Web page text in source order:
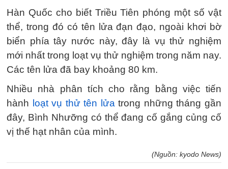
Hàn Quốc cho biết Triều Tiên phóng một số vật
thể, trong đó có tên lửa đạn đạo, ngoài khơi bờ
biển phía tây nước này, đây là vụ thử nghiệm
mới nhất trong loạt vụ thử nghiệm trong năm nay.
Các tên lửa đã bay khoảng 80 km.
Nhiều nhà phân tích cho rằng bằng việc tiến
hành loạt vụ thử tên lửa trong những tháng gần
đây, Bình Nhưỡng có thể đang cố gắng củng cố
vị thế hạt nhân của mình.
(Nguồn: kyodo News)